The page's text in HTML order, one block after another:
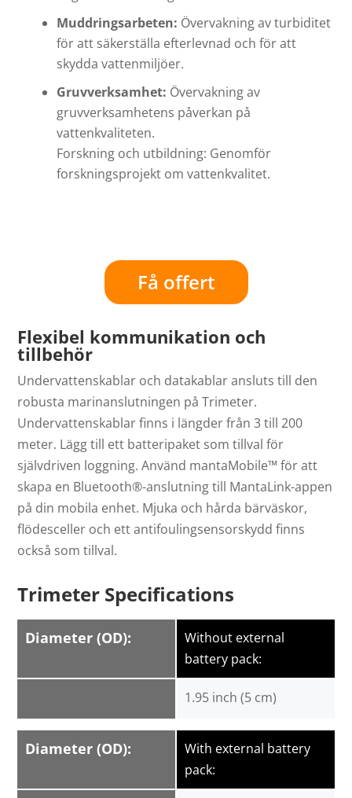
Muddringsarbeten: Övervakning av turbiditet
för att säkerställa efterlevnad och för att
skydda vattenmiljöer.
Gruvverksamhet: Övervakning av
gruvverksamhetens påverkan på
vattenkvaliteten.
Forskning och utbildning: Genomför
forskningsprojekt om vattenkvalitet.
Få offert
Flexibel kommunikation och
tillbehör
Undervattenskablar och datakablar ansluts till den
robusta marinanslutningen på Trimeter.
Undervattenskablar finns i längder från 3 till 200
meter. Lägg till ett batteripaket som tillval för
självdriven loggning. Använd mantaMobile™ för att
skapa en Bluetooth®-anslutning till MantaLink-appen
på din mobila enhet. Mjuka och hårda bärväskor,
flödesceller och ett antifoulingsensorskydd finns
också som tillval.
Trimeter Specifications
Diameter (OD):
Without external
battery pack:
1.95 inch (5 cm)
Diameter (OD):
With external battery
pack: